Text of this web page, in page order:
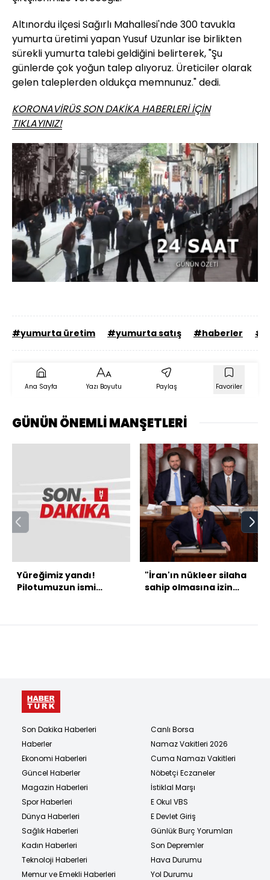
Altınordu ilçesi Sağırlı Mahallesi'nde 300 tavukla
yumurta üretimi yapan Yusuf Uzunlar ise birlikten
sürekli yumurta talebi geldiğini belirterek, "Şu
günlerde çok yoğun talep alıyoruz. Üreticiler olarak
gelen taleplerden oldukça memnunuz." dedi.
KORONAVİRÜS SON DAKİKA HABERLERİ İÇİN
TIKLAYINIZ!
Sesi
Aç
Yüklendi:
97.15%
Oynatma
Hızı
#yumurta üretim #yumurta satış #haberler
Ana Sayfa Yazı Boyutu Paylaş Favoriler
GÜNÜN ÖNEMLİ MANŞETLERİ
Yüreğimiz yandı!
Pilotumuzun ismi
"İran'ın nükleer silaha
sahip olmasına izin
Son Dakika Haberleri
Haberler
Ekonomi Haberleri
Güncel Haberler
Magazin Haberleri
Spor Haberleri
Dünya Haberleri
Sağlık Haberleri
Kadın Haberleri
Teknoloji Haberleri
Memur ve Emekli Haberleri
Canlı Borsa
Namaz Vakitleri 2026
Cuma Namazı Vakitleri
Nöbetçi Eczaneler
İstiklal Marşı
E Okul VBS
E Devlet Giriş
Günlük Burç Yorumları
Son Depremler
Hava Durumu
Yol Durumu